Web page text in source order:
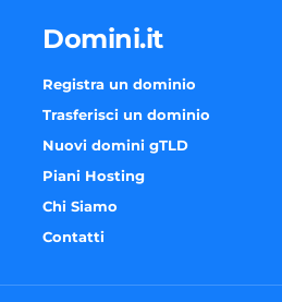
Domini.it
Registra un dominio
Trasferisci un dominio
Nuovi domini gTLD
Piani Hosting
Chi Siamo
Contatti